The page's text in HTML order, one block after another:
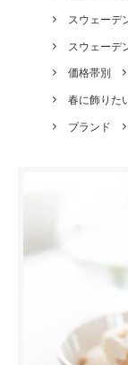
スウェーデ
スウェーデ
価格帯別
春に飾りた
ブランド